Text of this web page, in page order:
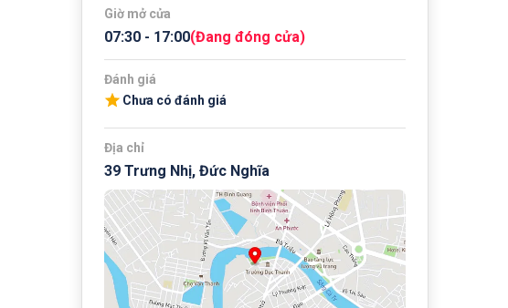
Giờ mở cửa
07:30 - 17:00(Đang đóng cửa)
Đánh giá
Chưa có đánh giá
Địa chỉ
39 Trưng Nhị, Đức Nghĩa